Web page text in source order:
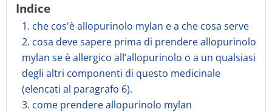
Indice
1. che cos'è allopurinolo mylan e a che cosa serve
2. cosa deve sapere prima di prendere allopurinolo
mylan se è allergico all’allopurinolo o a un qualsiasi
degli altri componenti di questo medicinale
(elencati al paragrafo 6).
3. come prendere allopurinolo mylan